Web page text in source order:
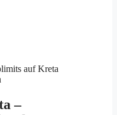
auf Kreta
–